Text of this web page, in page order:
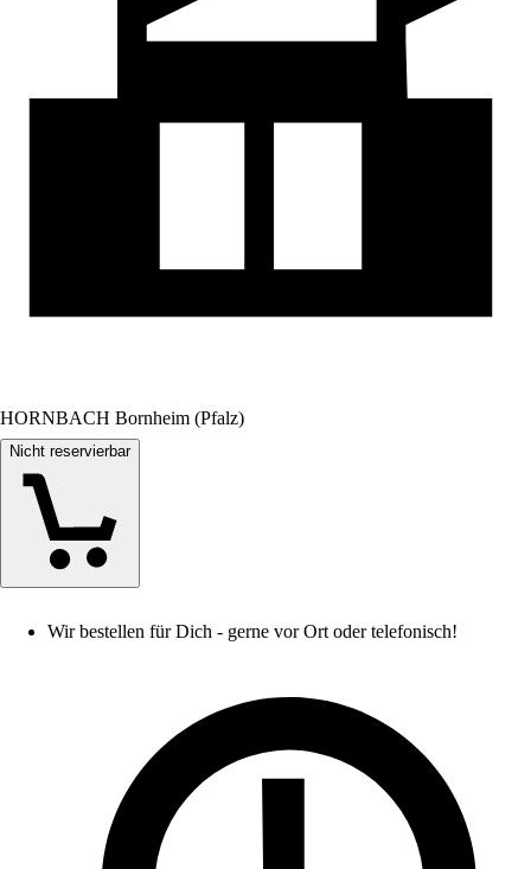
HORNBACH Bornheim (Pfalz)
Nicht reservierbar
Wir bestellen für Dich - gerne vor Ort oder telefonisch!